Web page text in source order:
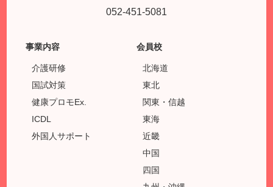
052-451-5081
事業内容
介護研修
国試対策
健康プロモEx.
ICDL
外国人サポート
会員校
北海道
東北
関東・信越
東海
近畿
中国
四国